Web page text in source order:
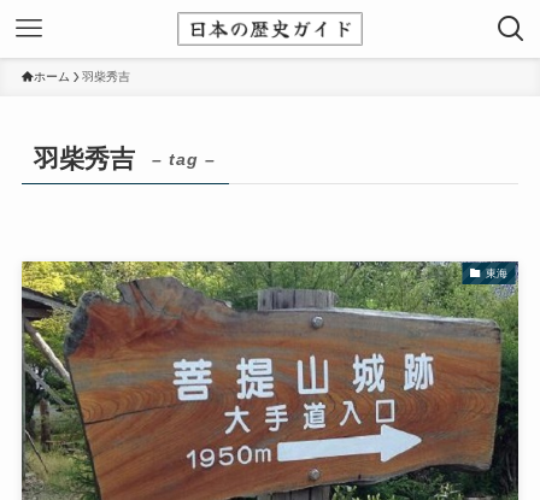
ホーム 羽柴秀吉
羽柴秀吉 – tag –
東海